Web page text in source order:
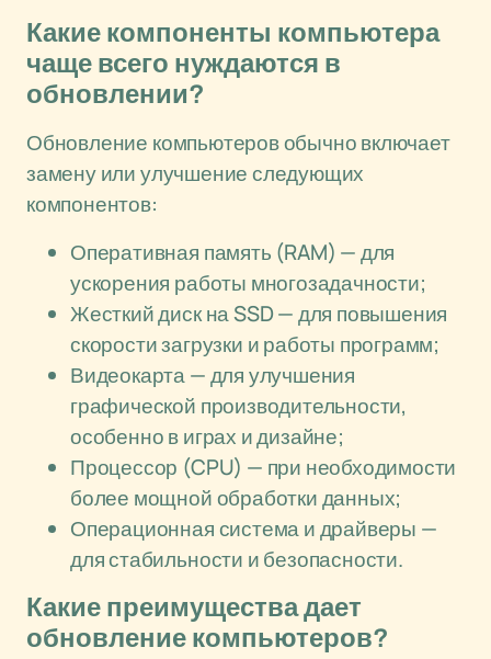
Какие компоненты компьютера
чаще всего нуждаются в
обновлении?
Обновление компьютеров обычно включает
замену или улучшение следующих
компонентов:
Оперативная память (RAM) — для
ускорения работы многозадачности;
Жесткий диск на SSD — для повышения
скорости загрузки и работы программ;
Видеокарта — для улучшения
графической производительности,
особенно в играх и дизайне;
Процессор (CPU) — при необходимости
более мощной обработки данных;
Операционная система и драйверы —
для стабильности и безопасности.
Какие преимущества дает
обновление компьютеров?